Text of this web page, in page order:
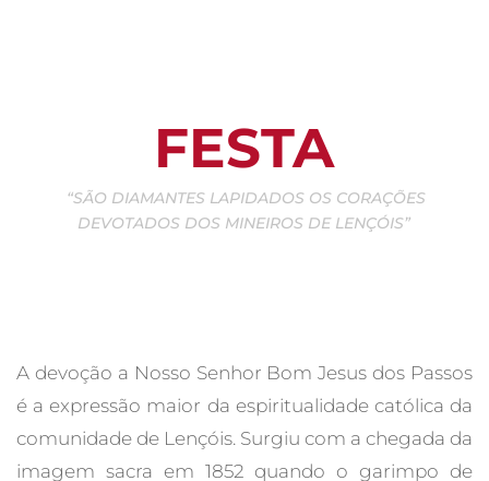
FESTA
“SÃO DIAMANTES LAPIDADOS OS CORAÇÕES
DEVOTADOS DOS MINEIROS DE LENÇÓIS”
A devoção a Nosso Senhor Bom Jesus dos Passos
é a expressão maior da espiritualidade católica da
comunidade de Lençóis. Surgiu com a chegada da
imagem sacra em 1852 quando o garimpo de